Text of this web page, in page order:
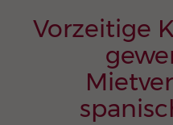
Vorzeitige